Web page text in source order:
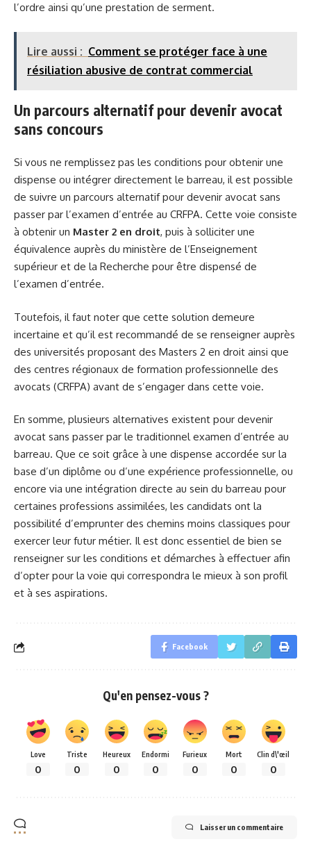
l’ordre ainsi qu’une prestation de serment.
Lire aussi : Comment se protéger face à une
résiliation abusive de contrat commercial
Un parcours alternatif pour devenir avocat
sans concours
Si vous ne remplissez pas les conditions pour obtenir une
dispense ou intégrer directement le barreau, il est possible
de suivre un parcours alternatif pour devenir avocat sans
passer par l’examen d’entrée au CRFPA. Cette voie consiste
à obtenir un Master 2 en droit, puis à solliciter une
équivalence auprès du ministère de l’Enseignement
supérieur et de la Recherche pour être dispensé de
l’examen d’entrée.
Toutefois, il faut noter que cette solution demeure
incertaine et qu’il est recommandé de se renseigner auprès
des universités proposant des Masters 2 en droit ainsi que
des centres régionaux de formation professionnelle des
avocats (CRFPA) avant de s’engager dans cette voie.
En somme, plusieurs alternatives existent pour devenir
avocat sans passer par le traditionnel examen d’entrée au
barreau. Que ce soit grâce à une dispense accordée sur la
base d’un diplôme ou d’une expérience professionnelle, ou
encore via une intégration directe au sein du barreau pour
certaines professions assimilées, les candidats ont la
possibilité d’emprunter des chemins moins classiques pour
exercer leur futur métier. Il est donc essentiel de bien se
renseigner sur les conditions et démarches à effectuer afin
d’opter pour la voie qui correspondra le mieux à son profil
et à ses aspirations.
Facebook
Qu'en pensez-vous ?
Love
0
Triste
0
Heureux
0
Endormi
0
Furieux
0
Mort
0
Clin d\'œil
0
Laisser un commentaire